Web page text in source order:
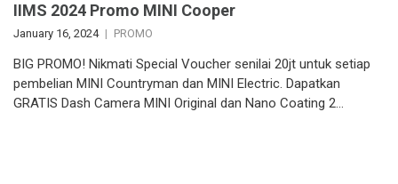
IIMS 2024 Promo MINI Cooper
January 16, 2024 PROMO
BIG PROMO! Nikmati Special Voucher senilai 20jt untuk setiap
pembelian MINI Countryman dan MINI Electric. Dapatkan
GRATIS Dash Camera MINI Original dan Nano Coating 2…